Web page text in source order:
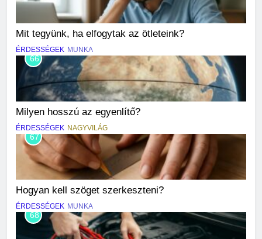
Mit tegyünk, ha elfogytak az ötleteink?
ÉRDESSÉGEK MUNKA
66
Milyen hosszú az egyenlítő?
ÉRDESSÉGEK NAGYVILÁG
67
Hogyan kell szöget szerkeszteni?
ÉRDESSÉGEK MUNKA
68